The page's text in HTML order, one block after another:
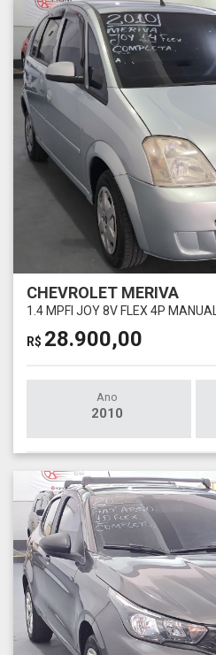
CHEVROLET MERIVA
1.4 MPFI JOY 8V FLEX 4P MANUAL
R$ 28.900,00
Ano
2010